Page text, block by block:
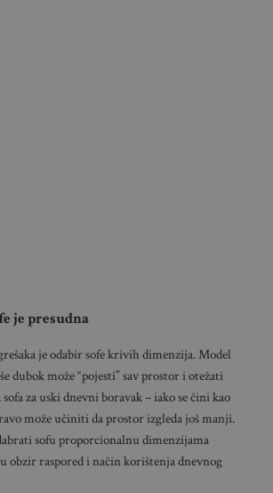
je presudna
je odabir sofe krivih dimenzija. Model
dubok može “pojesti” sav prostor i otežati
za uski dnevni boravak – iako se čini kao
može učiniti da prostor izgleda još manji.
sofu proporcionalnu dimenzijama
obzir raspored i način korištenja dnevnog